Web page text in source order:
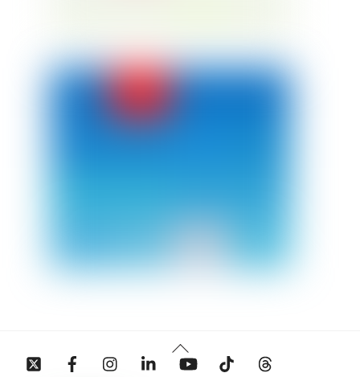
Back
To
Twitter Facebook InstagramLinkedin YouTube Tiktok